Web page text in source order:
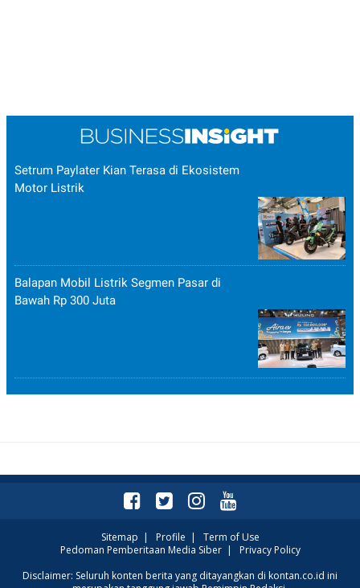
Setrum Paylater Kian Terasa di Ekosistem
Motor Listrik
Balapan Mobil Listrik Segmen Pasar di
Bawah Rp 300 Juta
Sitemap | Profile | Term of Use
Pedoman Pemberitaan Media Siber| Privacy Policy
Disclaimer: Seluruh konten berita yang ditayangkan di kontan.co.id ini